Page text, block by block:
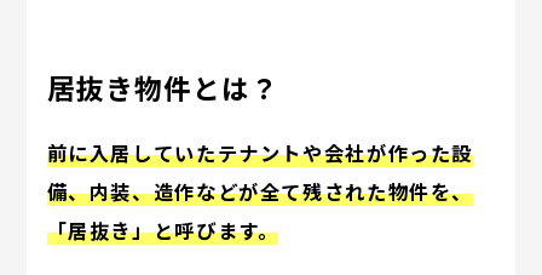
居抜き物件とは？
前に入居していたテナントや会社が作った設
備、内装、造作などが全て残された物件を、
「居抜き」と呼びます。